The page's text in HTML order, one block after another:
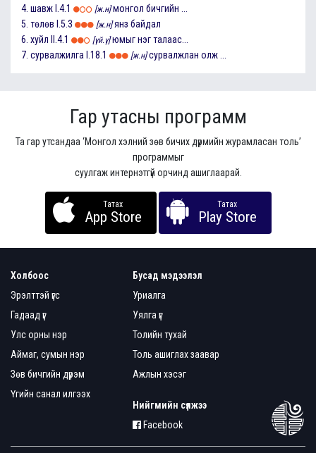
4. шавж I.4.1 [ж.н] монгол бичгийн ...
5. төлөв I.5.3 [ж.н] янз байдал
6. хуйл II.4.1 [үй.ү] юмыг нэг талаас...
7. сурвалжилга I.18.1 [ж.н] сурвалжлан олж ...
Гар утасны программ
Та гар утсандаа ‘Монгол хэлний зөв бичих дүрмийн журамласан толь’
программыг
суулгаж интернэтгүй орчинд ашиглаарай.
Татах
App Store
Татах
Play Store
Холбоос
Эрэлттэй үгс
Гадаад үг
Улс орны нэр
Аймаг, сумын нэр
Зөв бичгийн дүрэм
Үгийн санал илгээх
Бусад мэдээлэл
Уриалга
Уялга үг
Толийн тухай
Толь ашиглах заавар
Ажлын хэсэг
Нийгмийн сүлжээ
Facebook